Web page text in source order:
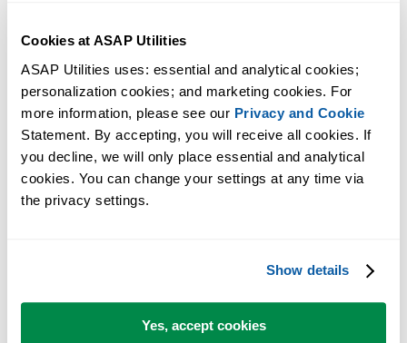
Cookies at ASAP Utilities
ASAP Utilities uses: essential and analytical cookies;
personalization cookies; and marketing cookies. For
more information, please see our Privacy and Cookie
Statement. By accepting, you will receive all cookies. If
you decline, we will only place essential and analytical
cookies. You can change your settings at any time via
the privacy settings.
Show details
Yes, accept cookies
Les mises à jour sont-elles incluses ?
Oui. Votre licence inclut les mises à jour gratuites pendant au moins 3
ans ou pour toutes les versions 9.x, selon la période la plus longue.
Combien puis-je économiser avec les remises sur volume ?
Vous pouvez économiser jusqu'à 86 % en achetant des licences pour
plusieurs utilisateurs.
données dans votre propre environnement. Une connexion Internet
Fonctionne-t-il avec ma version d'Excel ?